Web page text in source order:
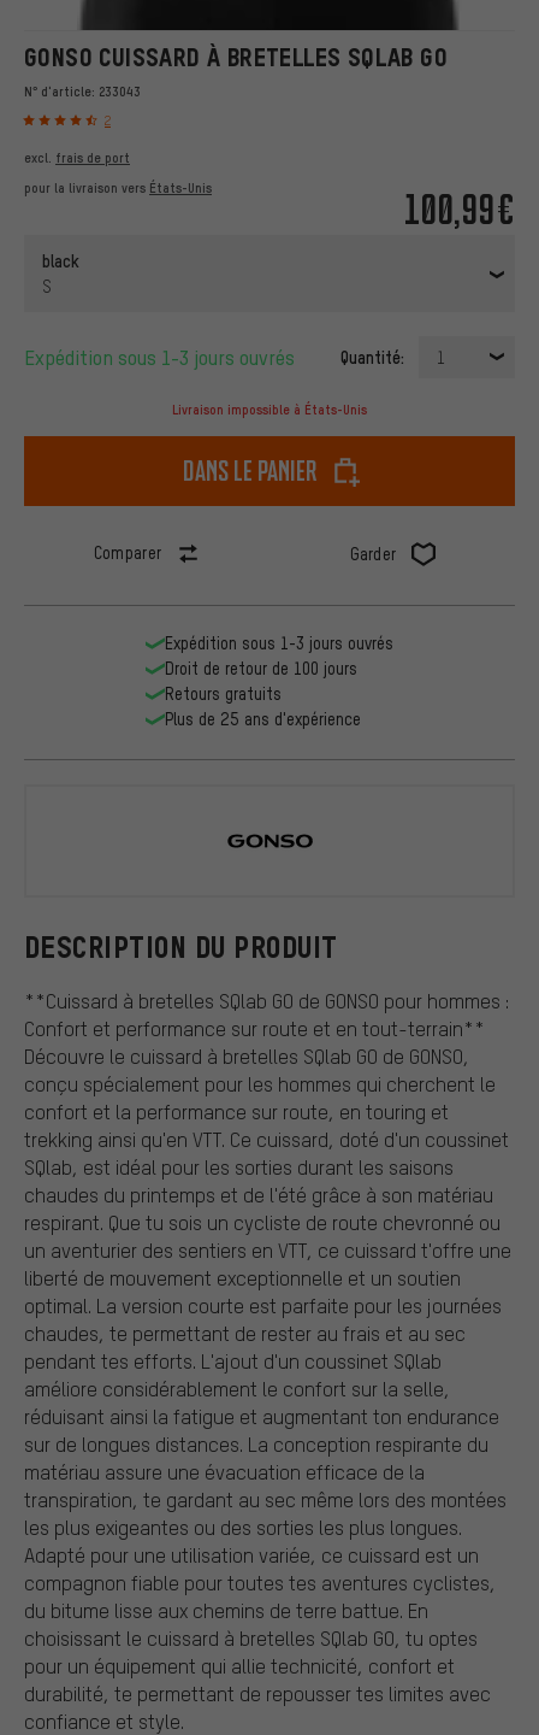
GONSO CUISSARD À BRETELLES SQLAB GO
N° d'article: 233043
2
100,99€
excl. frais de port
pour la livraison vers États-Unis
black
S
Expédition sous 1-3 jours ouvrés Quantité: 1
Livraison impossible à États-Unis
dans le panier
Comparer Garder
DESCRIPTION DU PRODUIT
**Cuissard à bretelles SQlab GO de GONSO pour hommes :
Confort et performance sur route et en tout-terrain**
Découvre le cuissard à bretelles SQlab GO de GONSO,
conçu spécialement pour les hommes qui cherchent le
confort et la performance sur route, en touring et
trekking ainsi qu'en VTT. Ce cuissard, doté d'un coussinet
SQlab, est idéal pour les sorties durant les saisons
chaudes du printemps et de l'été grâce à son matériau
respirant. Que tu sois un cycliste de route chevronné ou
un aventurier des sentiers en VTT, ce cuissard t'offre une
liberté de mouvement exceptionnelle et un soutien
optimal. La version courte est parfaite pour les journées
chaudes, te permettant de rester au frais et au sec
pendant tes efforts. L'ajout d'un coussinet SQlab
améliore considérablement le confort sur la selle,
réduisant ainsi la fatigue et augmentant ton endurance
sur de longues distances. La conception respirante du
matériau assure une évacuation efficace de la
transpiration, te gardant au sec même lors des montées
les plus exigeantes ou des sorties les plus longues.
Adapté pour une utilisation variée, ce cuissard est un
compagnon fiable pour toutes tes aventures cyclistes,
du bitume lisse aux chemins de terre battue. En
choisissant le cuissard à bretelles SQlab GO, tu optes
pour un équipement qui allie technicité, confort et
durabilité, te permettant de repousser tes limites avec
confiance et style.
Expédition sous 1-3 jours ouvrés
Droit de retour de 100 jours
Retours gratuits
Plus de 25 ans d'expérience